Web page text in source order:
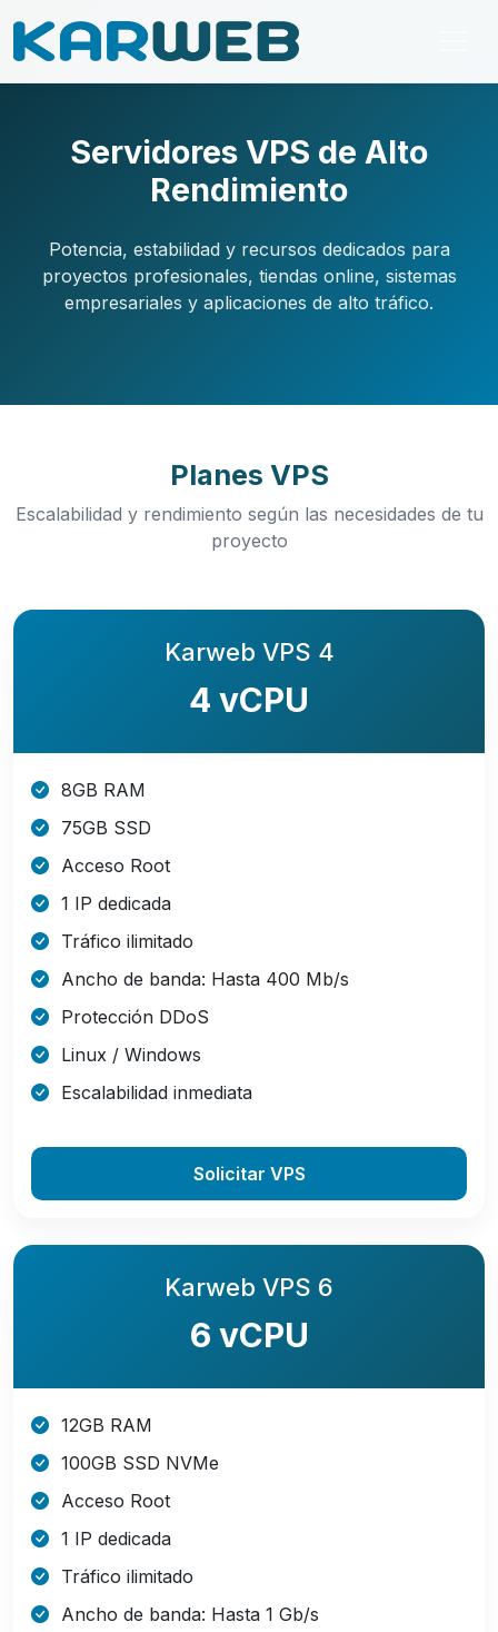
Servidores VPS de Alto
Rendimiento
Potencia, estabilidad y recursos dedicados para
proyectos profesionales, tiendas online, sistemas
empresariales y aplicaciones de alto tráfico.
Planes VPS
Escalabilidad y rendimiento según las necesidades de tu
proyecto
Karweb VPS 4
4 vCPU
8GB RAM
75GB SSD
Acceso Root
1 IP dedicada
Tráfico ilimitado
Ancho de banda: Hasta 400 Mb/s
Protección DDoS
Linux / Windows
Escalabilidad inmediata
Solicitar VPS
Karweb VPS 6
6 vCPU
12GB RAM
100GB SSD NVMe
Acceso Root
1 IP dedicada
Tráfico ilimitado
Ancho de banda: Hasta 1 Gb/s